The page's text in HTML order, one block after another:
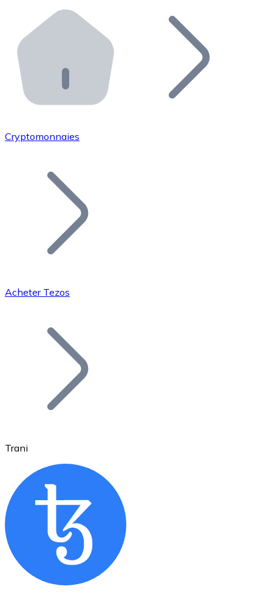
Distributeurs automatiques Bitnovo
Intégrez un ATM Bitnovo dans votre entreprise et
API Bitnovo
Intégrez notre API dans votre écosystème.
Rejoignez notre réseau de distributeurs et
Ajoutez le token de votre projet à notre service
Bitcoin
ETH
Cryptomonnaies
Acheter Tezos
Trani